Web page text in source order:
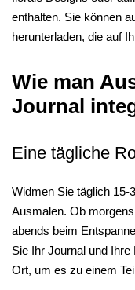
enthalten. Sie können
herunterladen, die auf
Wie man
Journal
Eine tägliche
Widmen Sie täglich 15-
Ausmalen. Ob
abends beim
Sie Ihr Journal und
Ort, um es zu einem